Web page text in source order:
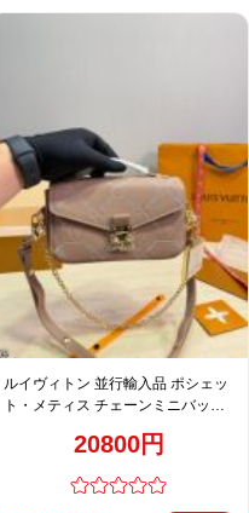
ルイヴィトン 並行輸入品 ポシェッ
ト・メティス チェーンミニバッグ
20800円